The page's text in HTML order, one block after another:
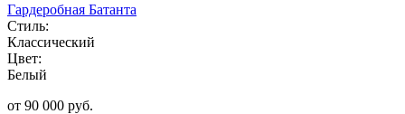
Гардеробная Батанта
Стиль:
Классический
Цвет:
Белый
от 90 000 руб.